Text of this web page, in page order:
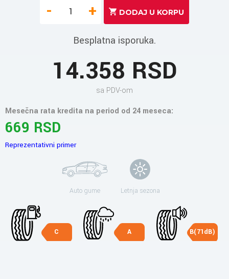
- +
Besplatna isporuka.
14.358 RSD
sa PDV-om
Mesečna rata kredita na period od 24 meseca:
669 RSD
Reprezentativni primer
Auto gume Letnja sezona
C A B(71dB)